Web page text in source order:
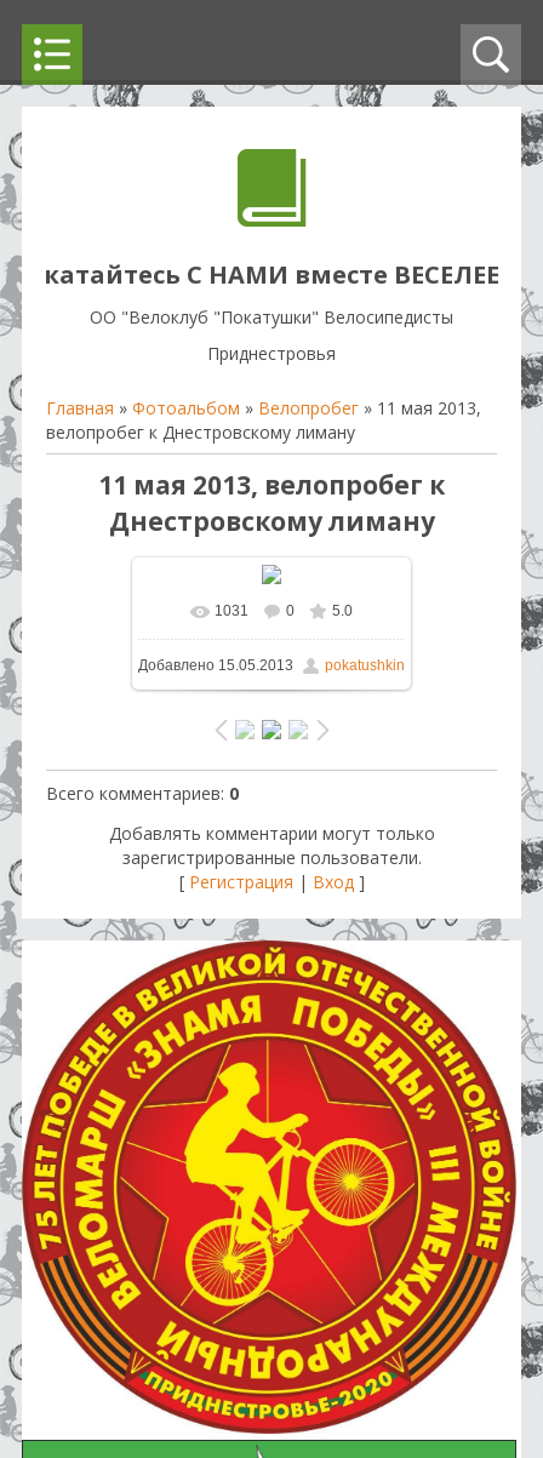
катайтесь С НАМИ вместе ВЕСЕЛЕЕ
OO "Велоклуб "Покатушки" Велосипедисты
Приднестровья
Главная » Фотоальбом » Велопробег » 11 мая 2013,
велопробег к Днестровскому лиману
11 мая 2013, велопробег к
Днестровскому лиману
В реальном размере 1024x768
355.6Kb
1031 0 5.0
Добавлено 15.05.2013 pokatushkin
Всего комментариев: 0
Добавлять комментарии могут только
зарегистрированные пользователи.
[ Регистрация | Вход]